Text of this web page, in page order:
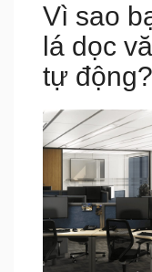
Vì sao
lá dọc
tự động?